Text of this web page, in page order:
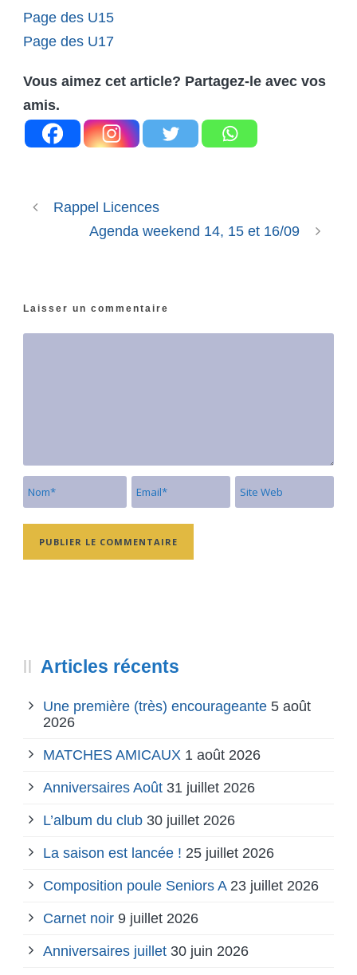
Page des U15
Page des U17
Vous aimez cet article? Partagez-le avec vos
amis.
Rappel Licences
Agenda weekend 14, 15 et 16/09
Laisser un commentaire
Articles récents
Une première (très) encourageante 5 août
2026
MATCHES AMICAUX 1 août 2026
Anniversaires Août 31 juillet 2026
L’album du club 30 juillet 2026
La saison est lancée ! 25 juillet 2026
Composition poule Seniors A 23 juillet 2026
Carnet noir 9 juillet 2026
Anniversaires juillet 30 juin 2026